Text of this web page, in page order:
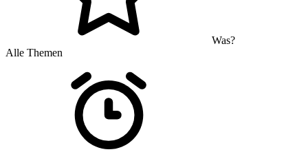
Was?
Alle Themen